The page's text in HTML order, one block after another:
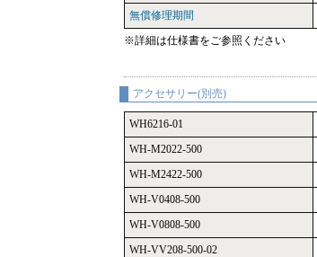
無償修理期間
※詳細は仕様書をご参照ください
アクセサリー(別売)
WH6216-01
WH-M2022-500
WH-M2422-500
WH-V0408-500
WH-V0808-500
WH-VV208-500-02